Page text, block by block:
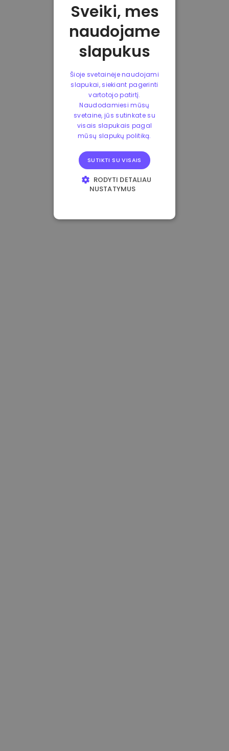
Sveiki, mes
naudojame
slapukus
Šioje svetainėje naudojami
slapukai, siekiant pagerinti
vartotojo patirtį.
Naudodamiesi mūsų
svetaine, jūs sutinkate su
visais slapukais pagal
mūsų slapukų politiką.
SUTIKTI SU VISAIS
RODYTI DETALIAU
NUSTATYMUS